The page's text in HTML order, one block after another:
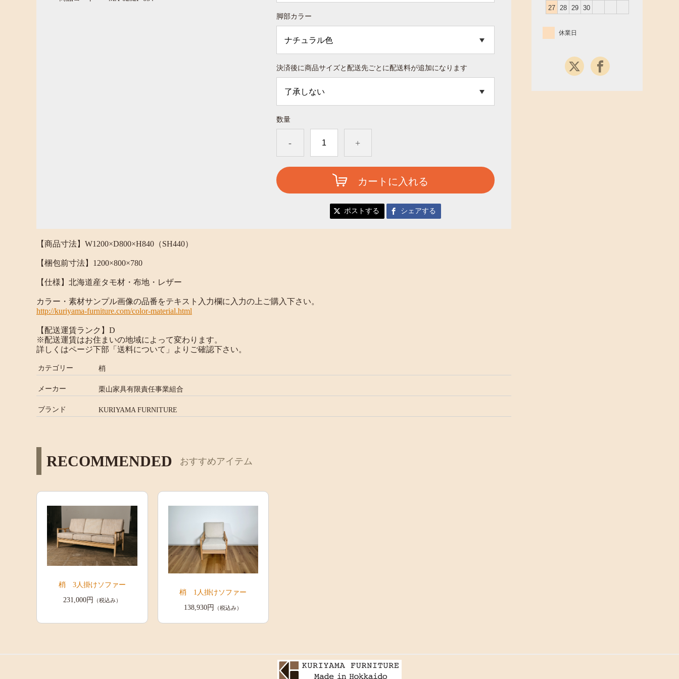
脚部カラー
決済後に商品サイズと配送先ごとに配送料が追加になります
数量
- +
カートに入れる
ポストする シェアする
【商品寸法】W1200×D800×H840（SH440）
【梱包前寸法】1200×800×780
【仕様】北海道産タモ材・布地・レザー
カラー・素材サンプル画像の品番をテキスト入力欄に入力の上ご購入下さい。
http://kuriyama-furniture.com/color-material.html
【配送運賃ランク】D
※配送運賃はお住まいの地域によって変わります。
詳しくはページ下部「送料について」よりご確認下さい。
カテゴリー 梢
メーカー 栗山家具有限責任事業組合
ブランド KURIYAMA FURNITURE
RECOMMENDED おすすめアイテム
梢 3人掛けソファー
231,000円
（税込み）
梢 1人掛けソファー
138,930円
（税込み）
27 28 29 30
休業日